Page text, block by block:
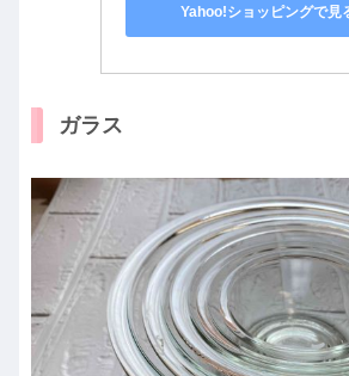
Yahoo!ショッピングで見
ガラス